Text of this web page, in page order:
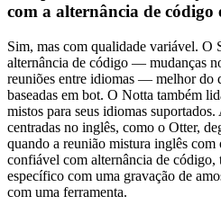
com a alternância de código
Sim, mas com qualidade variável. O
alternância de código — mudanças
reuniões entre idiomas — melhor do
baseadas em bot. O Notta também
mistos para seus idiomas
centradas no inglês, como o Otter,
quando a reunião mistura inglês
confiável com alternância de código,
específico com uma gravação de
com uma ferramenta.